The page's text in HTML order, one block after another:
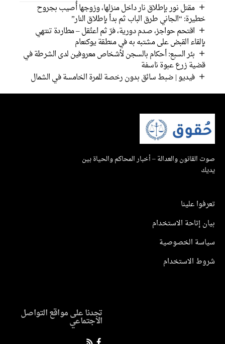
مقتل نور بإطلاق نار داخل منزلها، وزوجها أُصيب بجروح
خطيرة: “الجاني طرق الباب ثم بدأ بإطلاق النار”
اقتحم حواجز، صدم دورية، فرّ ثم اعتُقل – مطاردة تنتهي
بإلقاء القبض على مشتبه به في منطقة يوكنعام
بئر السبع: أحكام بالسجن لأشخاص معروفين لدى الشرطة في
قضية زرع عبوة ناسفة
فيديو | ضبط سائق بدون رخصة للمرة الخامسة في الشمال
صوت القانون والعدالة – أخبار المحاكم والحياة بين
يديك
تعرفوا علينا
بيان إتاحة الاستخدام
سياسة الخصوصية
شروط الاستخدام
تجدنا على مواقع التواصل
الاجتماعي